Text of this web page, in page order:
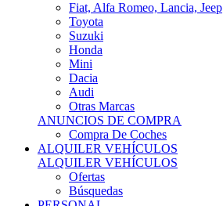
Fiat, Alfa Romeo, Lancia, Jeep
Toyota
Suzuki
Honda
Mini
Dacia
Audi
Otras Marcas
ANUNCIOS DE COMPRA
Compra De Coches
ALQUILER VEHÍCULOS
ALQUILER VEHÍCULOS
Ofertas
Búsquedas